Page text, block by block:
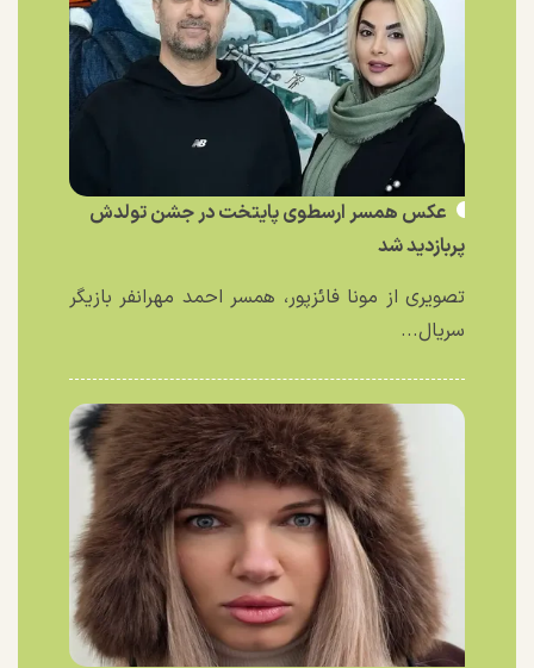
عکس همسر ارسطوی پایتخت در جشن تولدش
پربازدید شد
تصویری از مونا فائزپور، همسر احمد مهرانفر بازیگر
سریال...